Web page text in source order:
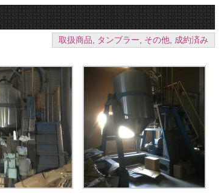
取扱商品, タンブラー, その他, 成約済み